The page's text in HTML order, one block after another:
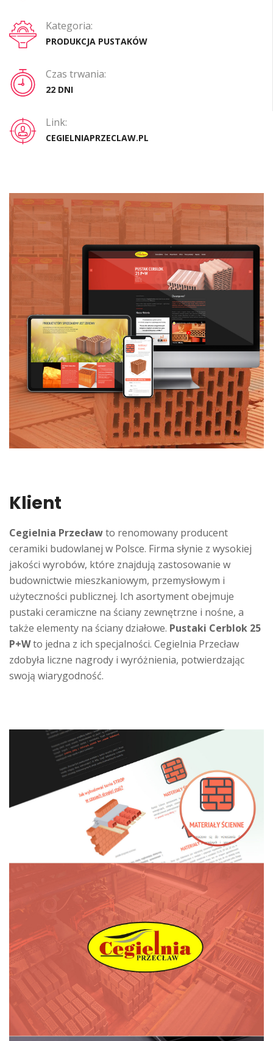
Kategoria:
PRODUKCJA PUSTAKÓW
Czas trwania:
22 DNI
Link:
CEGIELNIAPRZECLAW.PL
Klient
Cegielnia Przecławto renomowany producent
ceramiki budowlanej w Polsce. Firma słynie z wysokiej
jakości wyrobów, które znajdują zastosowanie w
budownictwie mieszkaniowym, przemysłowym i
użyteczności publicznej. Ich asortyment obejmuje
pustaki ceramiczne na ściany zewnętrzne i nośne, a
także elementy na ściany działowe. Pustaki Cerblok 25
P+Wto jedna z ich specjalności. Cegielnia Przecław
zdobyła liczne nagrody i wyróżnienia, potwierdzając
swoją wiarygodność.